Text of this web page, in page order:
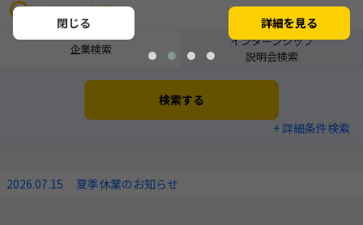
こだわり条件
企業検索
インターンシップ
説明会検索
検索する
+ 詳細条件検索
2026.07.15 夏季休業のお知らせ
閉じる 詳細を見る